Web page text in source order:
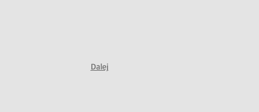
Dalej